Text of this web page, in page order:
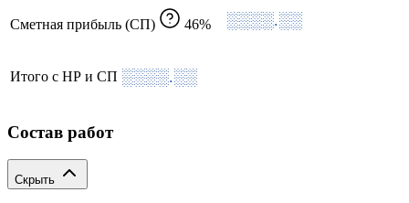
Сметная прибыль (СП) 46% ░░░░.░░
Итого с НР и СП ░░░░.░░
Состав работ
Скрыть